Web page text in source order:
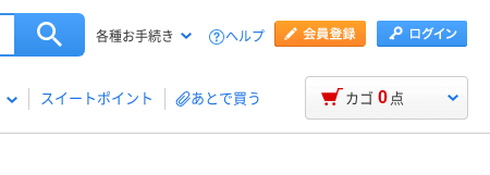
各種お手続き ヘルプ
スイートポイント あとで買う カゴ 0 点